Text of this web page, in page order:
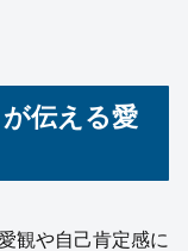
伝える愛
観や自己肯定感に